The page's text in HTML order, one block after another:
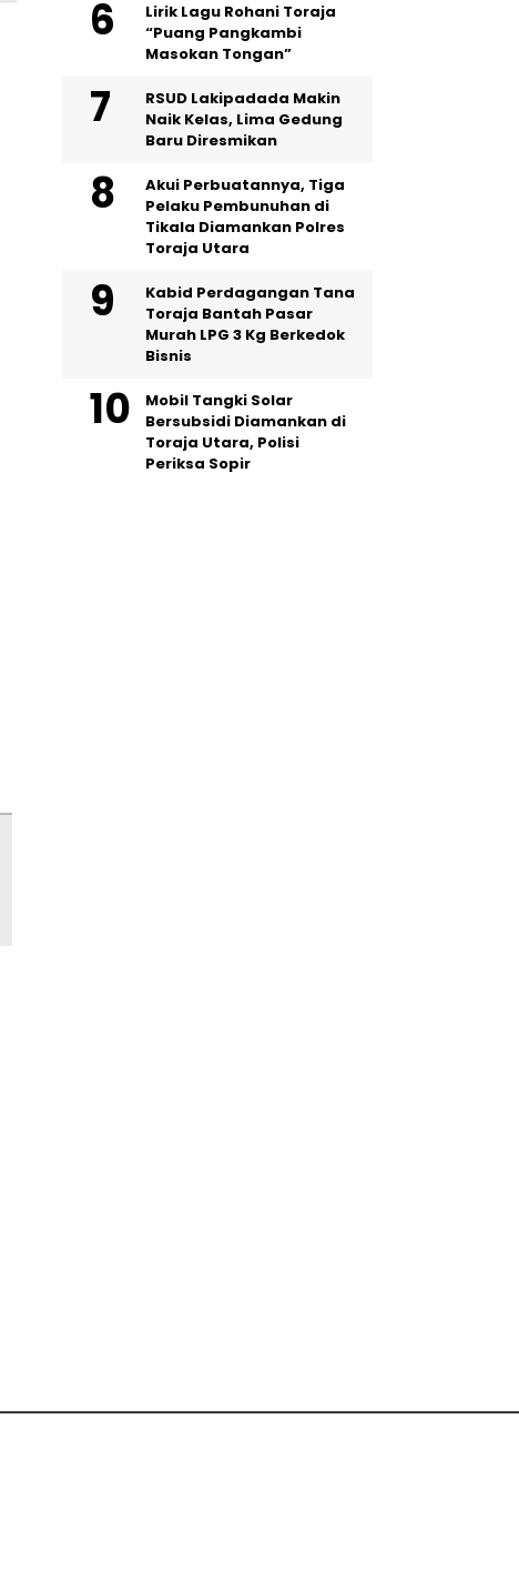
Lirik Lagu Rohani Toraja
“Puang Pangkambi
Masokan Tongan”
RSUD Lakipadada Makin
Naik Kelas, Lima Gedung
Baru Diresmikan
Akui Perbuatannya, Tiga
Pelaku Pembunuhan di
Tikala Diamankan Polres
Toraja Utara
Kabid Perdagangan Tana
Toraja Bantah Pasar
Murah LPG 3 Kg Berkedok
Bisnis
Mobil Tangki Solar
Bersubsidi Diamankan di
Toraja Utara, Polisi
Periksa Sopir